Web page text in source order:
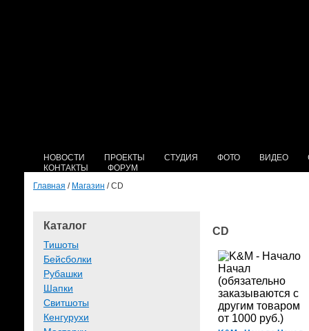
НОВОСТИ ПРОЕКТЫ СТУДИЯ ФОТО ВИДЕО
КОНТАКТЫ
ФОРУМ
Главная / Магазин / CD
Каталог
Тишоты
Бейсболки
Рубашки
Шапки
Свитшоты
Кенгурухи
CD